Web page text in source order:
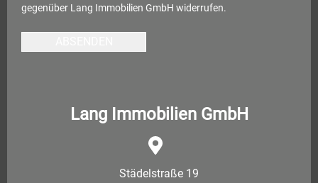
gegenüber Lang Immobilien GmbH widerrufen.
Lang Immobilien GmbH
Städelstraße 19